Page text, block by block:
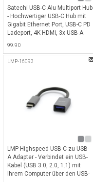
Satechi USB-C Alu Multiport Hub
- Hochwertiger USB-C Hub mit
Gigabit Ethernet Port, USB-C PD
Ladeport, 4K HDMI, 3x USB-A
99.90
LMP-16093
LMP Highspeed USB-C zu USB-
A Adapter - Verbindet ein USB-
Kabel (USB 3.0, 2.0, 1.1) mit
Ihrem Computer über den USB-